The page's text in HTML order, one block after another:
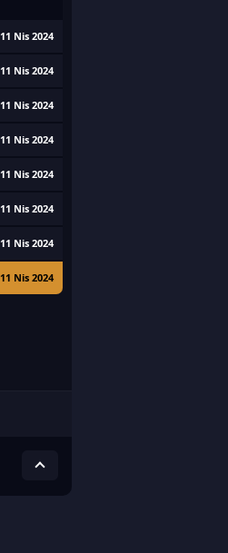
11 Nis 2024
11 Nis 2024
11 Nis 2024
11 Nis 2024
11 Nis 2024
11 Nis 2024
11 Nis 2024
11 Nis 2024